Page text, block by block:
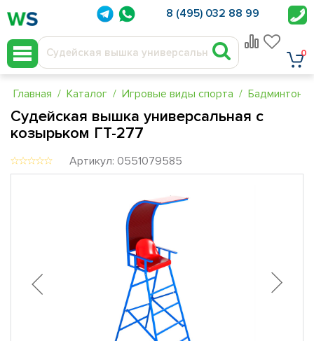
8 (495) 032 88 99
0
Главная Каталог Игровые виды спорта Бадминтон
Судейская вышка универсальная с
козырьком ГТ-277
Артикул: 0551079585